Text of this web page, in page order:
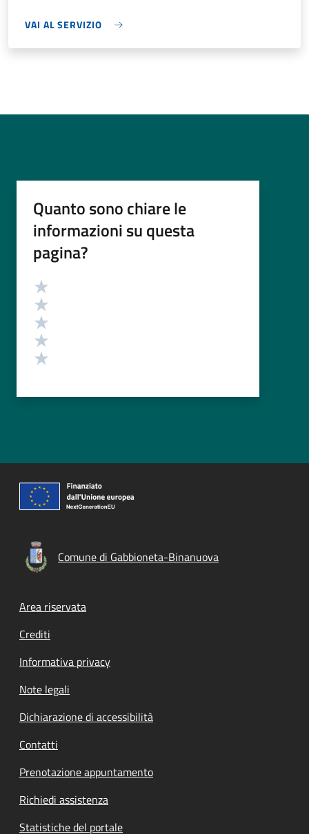
VAI AL SERVIZIO
Quanto sono chiare le
informazioni su questa
pagina?
Valutazione
Comune di Gabbioneta-Binanuova
Footer menu
Area riservata
Crediti
Informativa privacy
Note legali
Dichiarazione di accessibilità
Contatti
Prenotazione appuntamento
Richiedi assistenza
Statistiche del portale